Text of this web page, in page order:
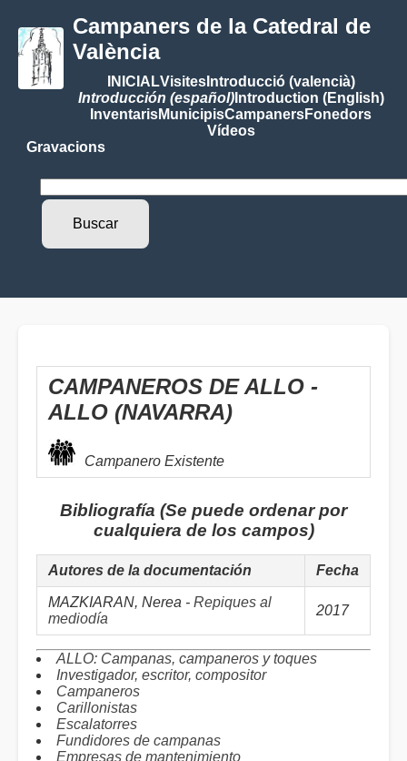
Campaners de la Catedral de
València
INICIALVisitesIntroducció (valencià)
Introducción (español)Introduction (English)
InventarisMunicipisCampanersFonedors
Vídeos
Gravacions
CAMPANEROS DE ALLO -
ALLO (NAVARRA)
Campanero Existente
Bibliografía (Se puede ordenar por
cualquiera de los campos)
Autores de la documentación Fecha
MAZKIARAN, Nerea - Repiques al
mediodía
2017
ALLO: Campanas, campaneros y toques
Investigador, escritor, compositor
Campaneros
Carillonistas
Escalatorres
Fundidores de campanas
Empresas de mantenimiento